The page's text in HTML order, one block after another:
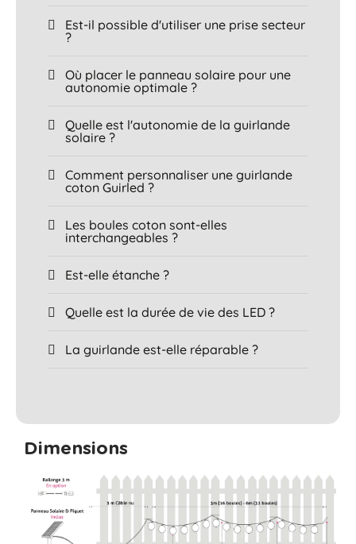
Est-il possible d'utiliser une prise secteur
?
Où placer le panneau solaire pour une
autonomie optimale ?
Quelle est l'autonomie de la guirlande
solaire ?
Comment personnaliser une guirlande
coton Guirled ?
Les boules coton sont-elles
interchangeables ?
Est-elle étanche ?
Quelle est la durée de vie des LED ?
La guirlande est-elle réparable ?
Dimensions